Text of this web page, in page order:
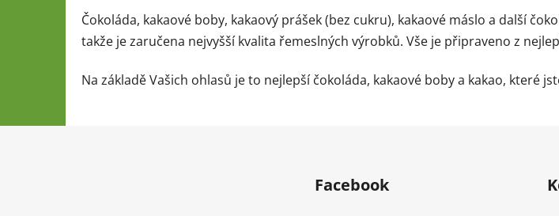
Čokoláda, kakaové boby, kakaový prášek (bez cukru), kakaové máslo a další
takže je zaručena nejvyšší kvalita řemeslných výrobků. Vše je připraveno z
Na základě Vašich ohlasů je to nejlepší čokoláda, kakaové boby a kakao, které
Facebook